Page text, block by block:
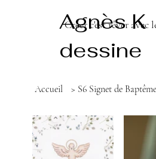
Agnès K
dessine
Créer c'est rêver avec
Accueil > S6 Signet de Baptême